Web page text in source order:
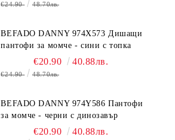
€24.90 48.70лв.
BEFADO DANNY 974X573 Дишащи
пантофи за момче - сини с топка
€20.90 40.88лв.
€24.90 48.70лв.
BEFADO DANNY 974Y586 Пантофи
за момче - черни с динозавър
€20.90 40.88лв.